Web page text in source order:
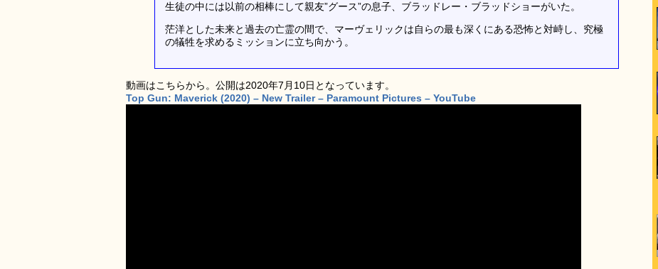
生徒の中には以前の相棒にして親友”グース”の息子、ブラッドレー・ブラッドショーがいた。
茫洋とした未来と過去の亡霊の間で、マーヴェリックは自らの最も深くにある恐怖と対峙し、究極
の犠牲を求めるミッションに立ち向かう。
動画はこちらから。公開は2020年7月10日となっています。
Top Gun: Maverick (2020) – New Trailer – Paramount Pictures – YouTube